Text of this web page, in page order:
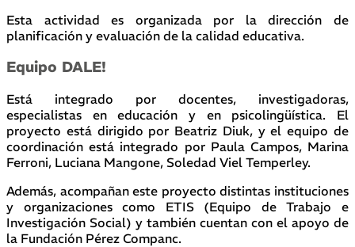
Esta actividad es organizada por la dirección de
planificación y evaluación de la calidad educativa.
Equipo DALE!
Está integrado por docentes, investigadoras,
especialistas en educación y en psicolingüística. El
proyecto está dirigido por Beatriz Diuk, y el equipo de
coordinación está integrado por Paula Campos, Marina
Ferroni, Luciana Mangone, Soledad Viel Temperley.
Además, acompañan este proyecto distintas instituciones
y organizaciones como ETIS (Equipo de Trabajo e
Investigación Social) y también cuentan con el apoyo de
la Fundación Pérez Companc.